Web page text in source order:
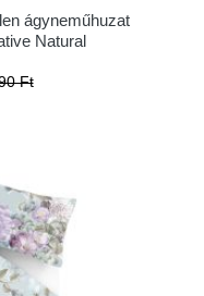
ágyneműhuzat
Natural
Ft